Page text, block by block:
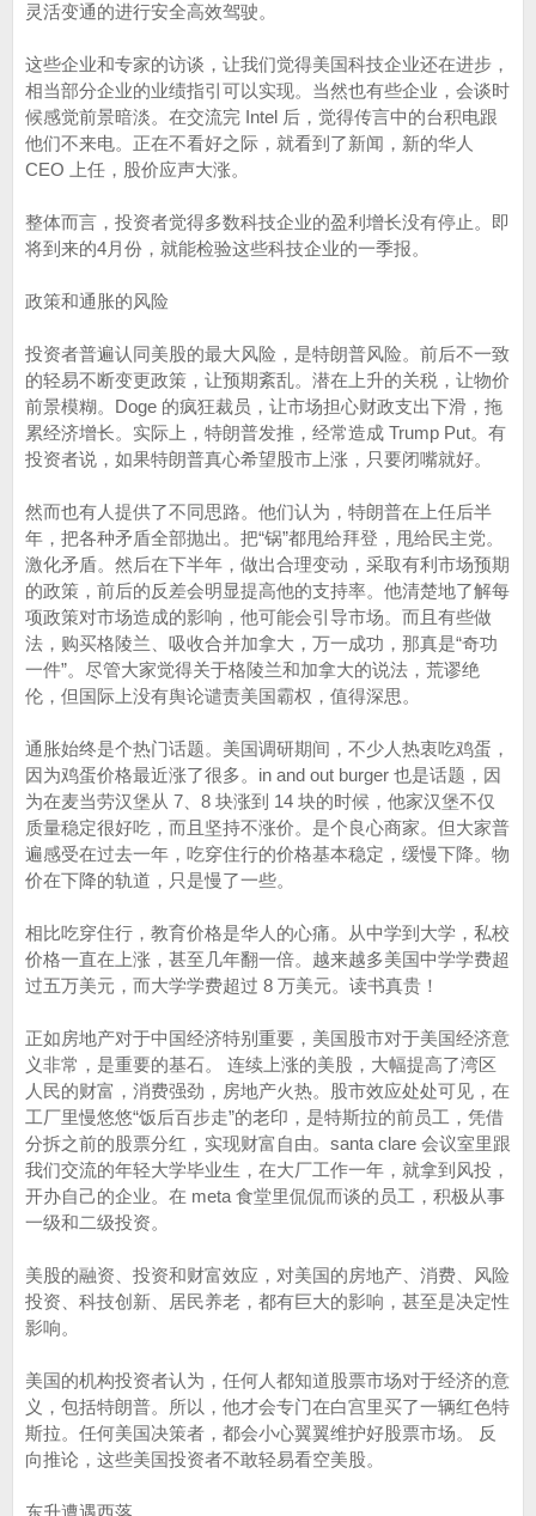
灵活变通的进行安全高效驾驶。
这些企业和专家的访谈，让我们觉得美国科技企业还在进步，
相当部分企业的业绩指引可以实现。当然也有些企业，会谈时
候感觉前景暗淡。在交流完 Intel 后，觉得传言中的台积电跟
他们不来电。正在不看好之际，就看到了新闻，新的华人
CEO 上任，股价应声大涨。
整体而言，投资者觉得多数科技企业的盈利增长没有停止。即
将到来的4月份，就能检验这些科技企业的一季报。
政策和通胀的风险
投资者普遍认同美股的最大风险，是特朗普风险。前后不一致
的轻易不断变更政策，让预期紊乱。潜在上升的关税，让物价
前景模糊。Doge 的疯狂裁员，让市场担心财政支出下滑，拖
累经济增长。实际上，特朗普发推，经常造成 Trump Put。有
投资者说，如果特朗普真心希望股市上涨，只要闭嘴就好。
然而也有人提供了不同思路。他们认为，特朗普在上任后半
年，把各种矛盾全部抛出。把“锅”都甩给拜登，甩给民主党。
激化矛盾。然后在下半年，做出合理变动，采取有利市场预期
的政策，前后的反差会明显提高他的支持率。他清楚地了解每
项政策对市场造成的影响，他可能会引导市场。而且有些做
法，购买格陵兰、吸收合并加拿大，万一成功，那真是“奇功
一件”。尽管大家觉得关于格陵兰和加拿大的说法，荒谬绝
伦，但国际上没有舆论谴责美国霸权，值得深思。
通胀始终是个热门话题。美国调研期间，不少人热衷吃鸡蛋，
因为鸡蛋价格最近涨了很多。in and out burger 也是话题，因
为在麦当劳汉堡从 7、8 块涨到 14 块的时候，他家汉堡不仅
质量稳定很好吃，而且坚持不涨价。是个良心商家。但大家普
遍感受在过去一年，吃穿住行的价格基本稳定，缓慢下降。物
价在下降的轨道，只是慢了一些。
相比吃穿住行，教育价格是华人的心痛。从中学到大学，私校
价格一直在上涨，甚至几年翻一倍。越来越多美国中学学费超
过五万美元，而大学学费超过 8 万美元。读书真贵！
正如房地产对于中国经济特别重要，美国股市对于美国经济意
义非常，是重要的基石。 连续上涨的美股，大幅提高了湾区
人民的财富，消费强劲，房地产火热。股市效应处处可见，在
工厂里慢悠悠“饭后百步走”的老印，是特斯拉的前员工，凭借
分拆之前的股票分红，实现财富自由。santa clare 会议室里跟
我们交流的年轻大学毕业生，在大厂工作一年，就拿到风投，
开办自己的企业。在 meta 食堂里侃侃而谈的员工，积极从事
一级和二级投资。
美股的融资、投资和财富效应，对美国的房地产、消费、风险
投资、科技创新、居民养老，都有巨大的影响，甚至是决定性
影响。
美国的机构投资者认为，任何人都知道股票市场对于经济的意
义，包括特朗普。所以，他才会专门在白宫里买了一辆红色特
斯拉。任何美国决策者，都会小心翼翼维护好股票市场。 反
向推论，这些美国投资者不敢轻易看空美股。
东升遭遇西落